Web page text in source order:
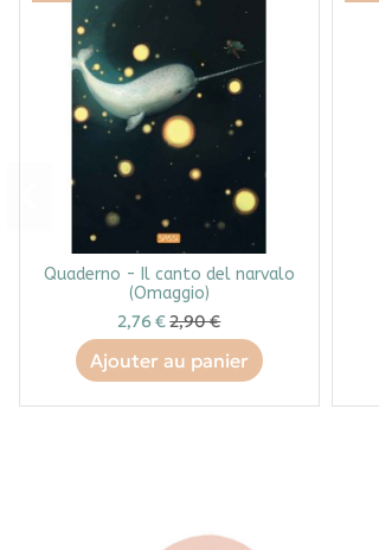
Quaderno - Il canto del narvalo
(Omaggio)
2,76 €2,90 €
Ajouter au panier